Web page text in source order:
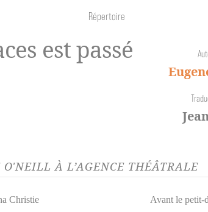
Répertoire
est passé
O'NEILL À L’AGENCE THÉÂTRALE
Christie Avant le petit-